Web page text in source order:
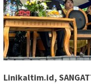
Linikaltim.id,